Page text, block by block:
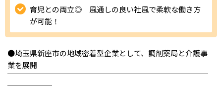
育児との両立◎ 風通しの良い社風で柔軟な働き方
が可能！
●埼玉県新座市の地域密着型企業として、調剤薬局と介護事
業を展開
￣￣￣￣￣￣￣￣￣￣￣￣￣￣￣￣￣￣￣￣￣￣￣￣￣￣￣
ソーシャルファームサービス
しいたけ生産で実現する
新しい障害者雇用支援サービス